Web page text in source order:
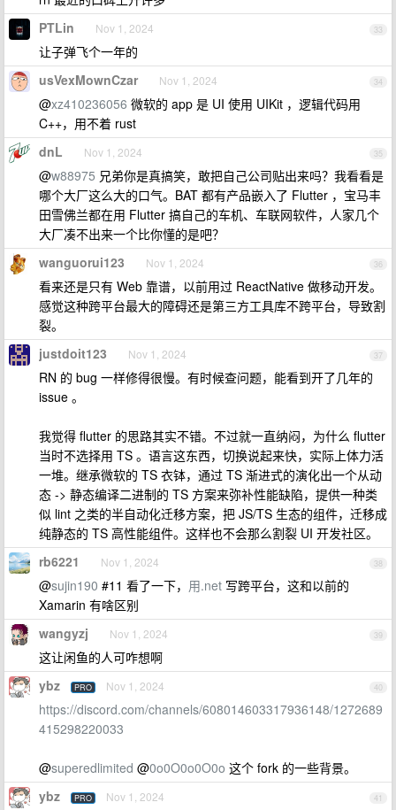
33
PTLin Nov 1, 2024
让子弹飞个一年的
34
usVexMownCzar Nov 1, 2024
@xz410236056 微软的 app 是 UI 使用 UIKit ，逻辑代码用
C++，用不着 rust
35
dnL Nov 1, 2024
@w88975 兄弟你是真搞笑，敢把自己公司贴出来吗？我看看是
哪个大厂这么大的口气。BAT 都有产品嵌入了 Flutter ，宝马丰
田雪佛兰都在用 Flutter 搞自己的车机、车联网软件，人家几个
大厂凑不出来一个比你懂的是吧？
36
wanguorui123 Nov 1, 2024
看来还是只有 Web 靠谱，以前用过 ReactNative 做移动开发。
感觉这种跨平台最大的障碍还是第三方工具库不跨平台，导致割
裂。
37
justdoit123 Nov 1, 2024
RN 的 bug 一样修得很慢。有时候查问题，能看到开了几年的
issue 。
我觉得 flutter 的思路其实不错。不过就一直纳闷，为什么 flutter
当时不选择用 TS 。语言这东西，切换说起来快，实际上体力活
一堆。继承微软的 TS 衣钵，通过 TS 渐进式的演化出一个从动
态 -> 静态编译二进制的 TS 方案来弥补性能缺陷，提供一种类
似 lint 之类的半自动化迁移方案，把 JS/TS 生态的组件，迁移成
纯静态的 TS 高性能组件。这样也不会那么割裂 UI 开发社区。
38
rb6221 Nov 1, 2024
@sujin190 #11 看了一下， 用.net 写跨平台，这和以前的
Xamarin 有啥区别
39
wangyzj Nov 1, 2024
这让闲鱼的人可咋想啊
40
ybz PRO Nov 1, 2024
https://discord.com/channels/608014603317936148/1272689
415298220033
@superedlimited @0o0O0o0O0o 这个 fork 的一些背景。
41
ybz PRO Nov 1, 2024